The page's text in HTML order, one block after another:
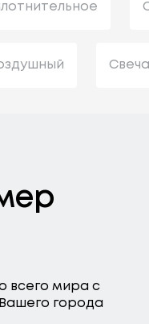
всего мира с
города